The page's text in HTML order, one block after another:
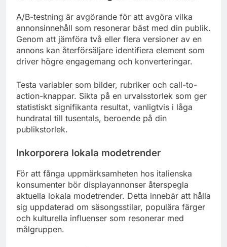
A/B-testning är avgörande för att avgöra vilka
annonsinnehåll som resonerar bäst med din publik.
Genom att jämföra två eller flera versioner av en
annons kan återförsäljare identifiera element som
driver högre engagemang och konverteringar.
Testa variabler som bilder, rubriker och call-to-
action-knappar. Sikta på en urvalsstorlek som ger
statistiskt signifikanta resultat, vanligtvis i låga
hundratal till tusentals, beroende på din
publikstorlek.
Inkorporera lokala modetrender
För att fånga uppmärksamheten hos italienska
konsumenter bör displayannonser återspegla
aktuella lokala modetrender. Detta innebär att hålla
sig uppdaterad om säsongsstilar, populära färger
och kulturella influenser som resonerar med
målgruppen.